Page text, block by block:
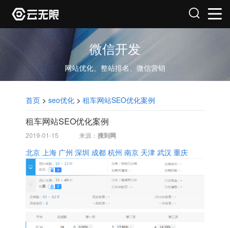
微信开发
网站优化、整站排名、微信营销
首页 > seo优化 > 租车网站SEO优化案例
租车网站SEO优化案例
2019-01-15 来源： 搜到网
北京 上海 广州 深圳 成都 杭州 南京 天津 武汉 重庆